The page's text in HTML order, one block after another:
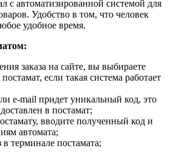
с автоматизированной системой для
Удобство в том, что человек
удобное время.
заказа на сайте, вы выбираете
если такая система работает
e-mail придет уникальный код, это
в постамат;
вводите полученный код и
автомата;
в терминале постамата;